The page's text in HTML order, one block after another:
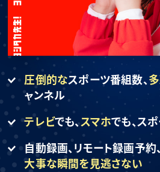
圧倒的なスポーツ番組数、
ャンネル
テレビでも、スマホでも、ス
自動録画、リモート録画予約、
大事な瞬間を見逃さない